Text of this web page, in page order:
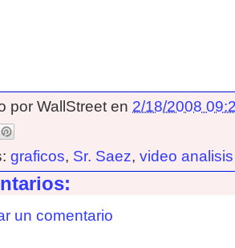
porWallStreet en 2/18/2008
graficos, Sr. Saez,video
un comentario